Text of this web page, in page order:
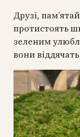
Друзі,
протистоять
зеленим
вони